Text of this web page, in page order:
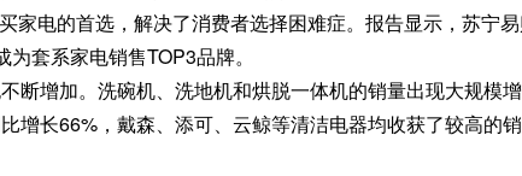
家电的首选，解决了消费者选择困难症。报告显示，苏宁
套系家电销售TOP3品牌。
增加。洗碗机、洗地机和烘脱一体机的销量出现大规模
增长66%，戴森、添可、云鲸等清洁电器均收获了较高的